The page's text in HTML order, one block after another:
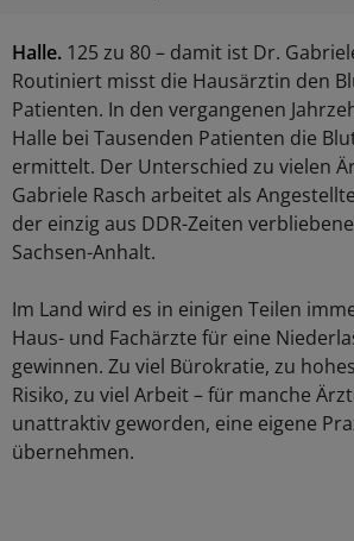
Halle. 125 zu 80 – damit ist Dr.
Routiniert misst die Hausärztin den
Patienten. In den vergangenen
Halle bei Tausenden Patienten die
ermittelt. Der Unterschied zu vielen
Gabriele Rasch arbeitet als
der einzig aus DDR-Zeiten
Sachsen-Anhalt.
Im Land wird es in einigen Teilen
Haus- und Fachärzte für eine
gewinnen. Zu viel Bürokratie, zu
Risiko, zu viel Arbeit – für manche
unattraktiv geworden, eine eigene
übernehmen.